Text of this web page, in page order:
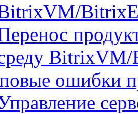
ошибки